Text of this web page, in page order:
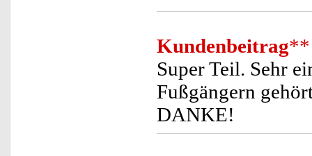
Kundenbeitrag**
Super Teil. Sehr
Fußgängern
DANKE!